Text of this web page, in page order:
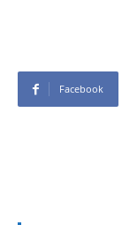
Facebook